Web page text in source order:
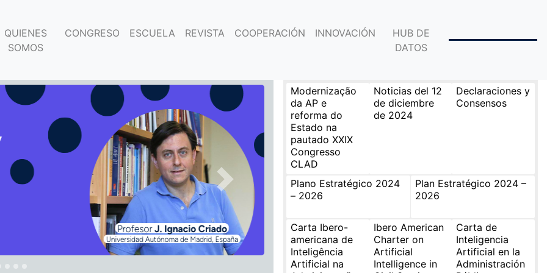
QUIENES
SOMOS
CONGRESO ESCUELA REVISTA COOPERACIÓN INNOVACIÓN
HUB DE
DATOS
Next
Modernização
da AP e
reforma do
Estado na
pautado XXIX
Congresso
CLAD
Noticias del 12
de diciembre
de 2024
Declaraciones y
Consensos
Plano Estratégico 2024
– 2026
Plan Estratégico 2024 –
2026
Carta Ibero-
americana de
Inteligência
Artificial na
Ibero American
Charter on
Artificial
Intelligence in
Carta de
Inteligencia
Artificial en la
Administración